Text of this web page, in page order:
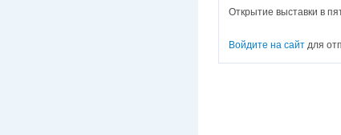
Открытие выставки в
Войдите на сайт для